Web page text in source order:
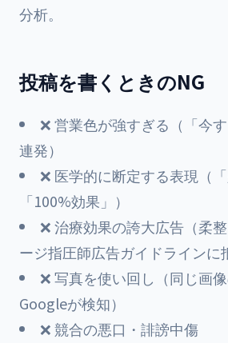
分析。
投稿を書くときのNG
❌ 営業色が強すぎる（「今
連発）
❌ 医学的に断定する表現（
「100%効果」）
❌ 治療効果の誇大広告（柔
ージ指圧師広告ガイドラインに
❌ 写真を使い回し（同じ画
Googleが検知）
❌ 競合の悪口・誹謗中傷